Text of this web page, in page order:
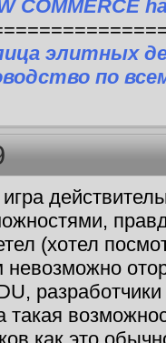
COMMERCE
элитных
по
(хотел
невозможно
такая